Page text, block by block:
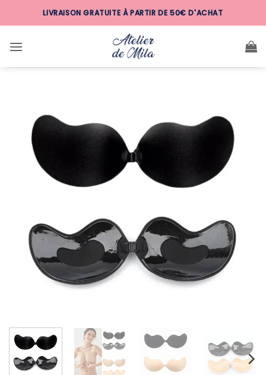
LIVRAISON GRATUITE À PARTIR DE 50€ D'ACHAT